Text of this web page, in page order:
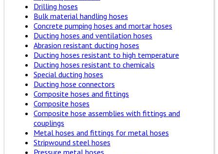
Drilling hoses
Bulk material handling hoses
Concrete pumping hoses and mortar hoses
Ducting hoses and ventilation hoses
Abrasion resistant ducting hoses
Ducting hoses resistant to high temperature
Ducting hoses resistant to chemicals
Special ducting hoses
Ducting hose connectors
Composite hoses and fittings
Composite hoses
Composite hose assemblies with fittings and
couplings
Metal hoses and fittings for metal hoses
Stripwound steel hoses